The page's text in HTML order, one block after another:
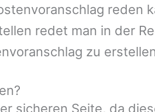
reden
redet man in der
zu
sicheren Seite, da